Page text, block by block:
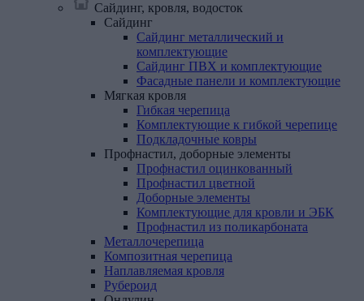
Сайдинг, кровля, водосток
Сайдинг
Сайдинг металлический и
комплектующие
Сайдинг ПВХ и комплектующие
Фасадные панели и комплектующие
Мягкая кровля
Гибкая черепица
Комплектующие к гибкой черепице
Подкладочные ковры
Профнастил, доборные элементы
Профнастил оцинкованный
Профнастил цветной
Доборные элементы
Комплектующие для кровли и ЭБК
Профнастил из поликарбоната
Металлочерепица
Композитная черепица
Наплавляемая кровля
Рубероид